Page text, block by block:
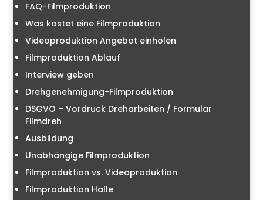
FAQ-Filmproduktion
Was kostet eine Filmproduktion
Videoproduktion Angebot einholen
Filmproduktion Ablauf
Interview geben
Drehgenehmigung-Filmproduktion
DSGVO – Vordruck Dreharbeiten / Formular
Filmdreh
Ausbildung
Unabhängige Filmproduktion
Filmproduktion vs. Videoproduktion
Filmproduktion Halle